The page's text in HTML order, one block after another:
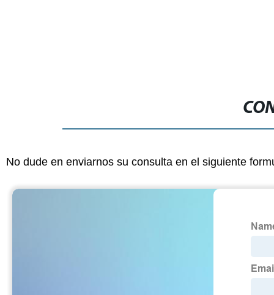
No dude en enviarnos su consulta en el siguiente